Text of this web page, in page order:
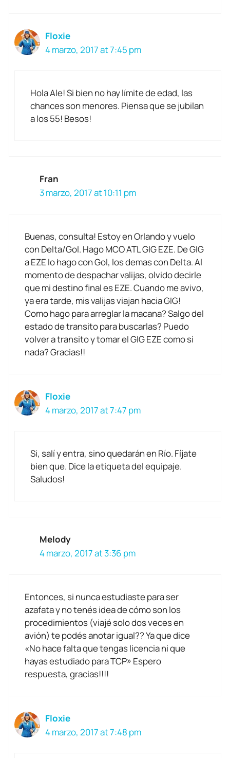
Floxie
4 marzo, 2017 at 7:45 pm
Hola Ale! Si bien no hay límite de edad, las
chances son menores. Piensa que se jubilan
a los 55! Besos!
Fran
3 marzo, 2017 at 10:11 pm
Buenas, consulta! Estoy en Orlando y vuelo
con Delta/Gol. Hago MCO ATL GIG EZE. De GIG
a EZE lo hago con Gol, los demas con Delta. Al
momento de despachar valijas, olvido decirle
que mi destino final es EZE. Cuando me avivo,
ya era tarde, mis valijas viajan hacia GIG!
Como hago para arreglar la macana? Salgo del
estado de transito para buscarlas? Puedo
volver a transito y tomar el GIG EZE como si
nada? Gracias!!
Floxie
4 marzo, 2017 at 7:47 pm
Si, salí y entra, sino quedarán en Río. Fíjate
bien que. Dice la etiqueta del equipaje.
Saludos!
Melody
4 marzo, 2017 at 3:36 pm
Entonces, si nunca estudiaste para ser
azafata y no tenés idea de cómo son los
procedimientos (viajé solo dos veces en
avión) te podés anotar igual?? Ya que dice
«No hace falta que tengas licencia ni que
hayas estudiado para TCP» Espero
respuesta, gracias!!!!
Floxie
4 marzo, 2017 at 7:48 pm